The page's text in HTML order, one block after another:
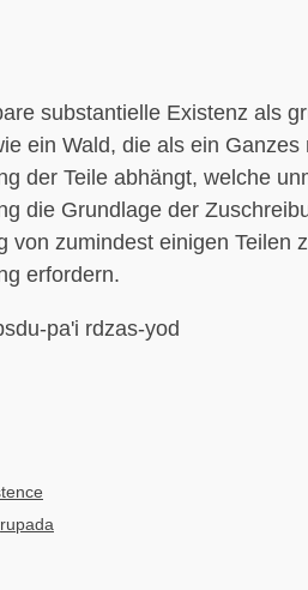
substantielle Existenz als
ein Wald, die als ein Ganzes
der Teile abhängt, welche
die Grundlage der
von zumindest einigen Teilen
erfordern.
pa'i rdzas-yod